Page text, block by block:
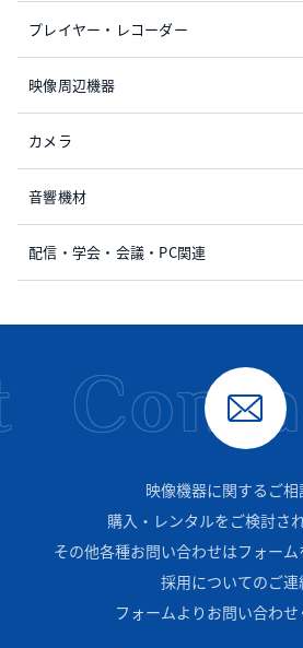
プレイヤー・レコーダー
映像周辺機器
カメラ
音響機材
配信・学会・会議・PC関連
映像機器に関するご相
購入・レンタルをご検討さ
その他各種お問い合わせはフォーム
採用についてのご連
フォームよりお問い合わせ